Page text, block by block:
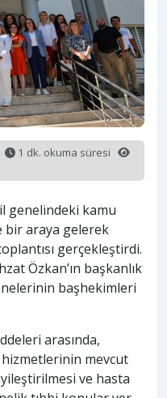
1 dk. okuma süresi
genelindeki kamu
bir araya gelerek
gerçekleştirdi.
Özkan’ın başkanlık
başhekimleri
arasında,
mevcut
ve hasta